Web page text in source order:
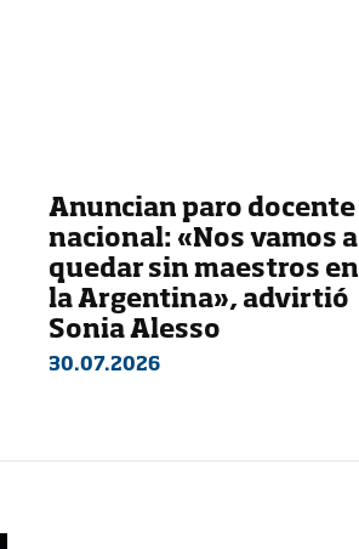
Anuncian paro docente
nacional: «Nos vamos a
quedar sin maestros en
la Argentina», advirtió
Sonia Alesso
30.07.2026